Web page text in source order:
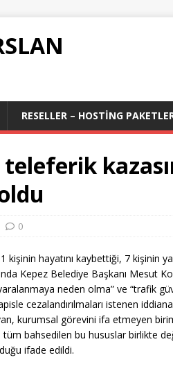
RESELLER – HOSTING
0
kişinin hayatını kaybettiği, 7 kişinin
Kepez Belediye Başkanı Mesut
neden olma” ve “trafik
cezalandırılmaları istenen
kurumsal görevini ifa etmeyen
bahsedilen bu hususlar birlikte
ifade edildi.